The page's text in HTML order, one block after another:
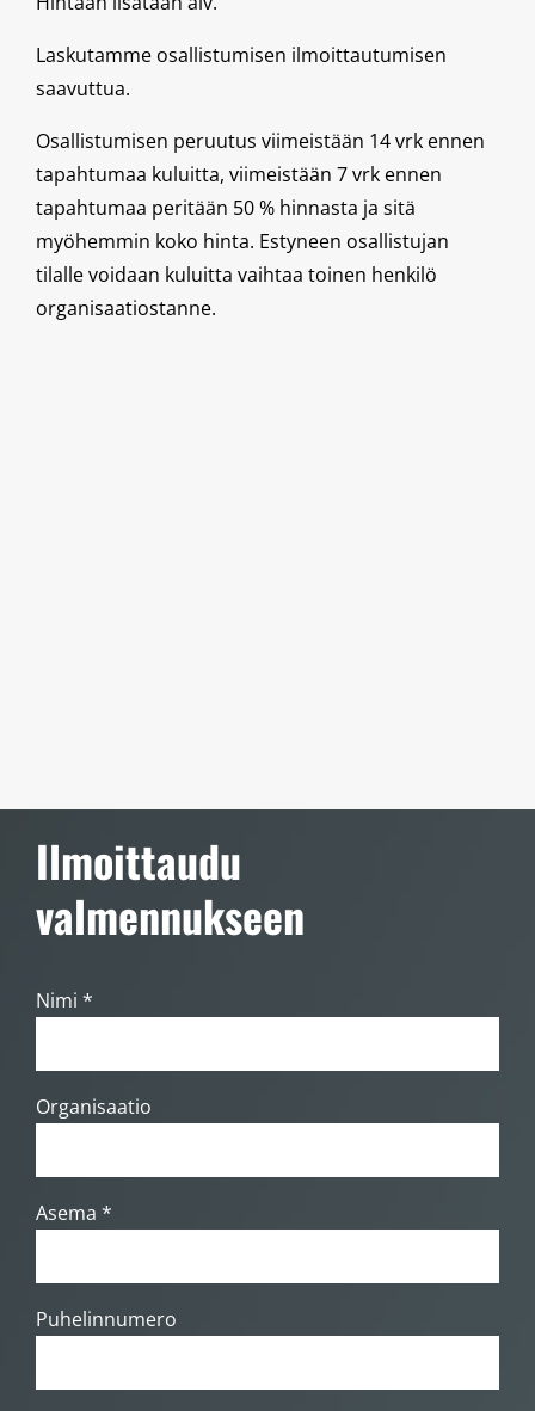
Laskutamme osallistumisen ilmoittautumisen
saavuttua.
Osallistumisen peruutus viimeistään 14 vrk ennen
tapahtumaa kuluitta, viimeistään 7 vrk ennen
tapahtumaa peritään 50 % hinnasta ja sitä
myöhemmin koko hinta. Estyneen osallistujan
tilalle voidaan kuluitta vaihtaa toinen henkilö
organisaatiostanne.
Ilmoittaudu
valmennukseen
Nimi *
Organisaatio
Asema *
Puhelinnumero